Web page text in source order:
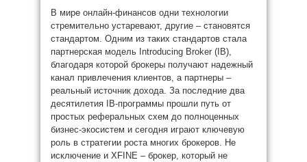
В мире онлайн-финансов одни технологии
стремительно устаревают, другие – становятся
стандартом. Одним из таких стандартов стала
партнерская модель Introducing Broker (IB),
благодаря которой брокеры получают надежный
канал привлечения клиентов, а партнеры –
реальный источник дохода. За последние два
десятилетия IB-программы прошли путь от
простых реферальных схем до полноценных
бизнес-экосистем и сегодня играют ключевую
роль в стратегии роста многих брокеров. Не
исключение и XFINE – брокер, который не